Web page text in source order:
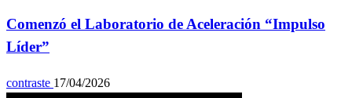
Comenzó el Laboratorio de Aceleración “Impulso
Líder”
contraste 17/04/2026